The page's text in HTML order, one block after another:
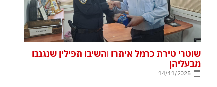
שוטרי טירת כרמל איתרו והשיבו תפילין שנגנבו
מבעליהן
14/11/2025